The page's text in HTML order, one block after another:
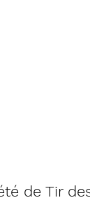
de Tir